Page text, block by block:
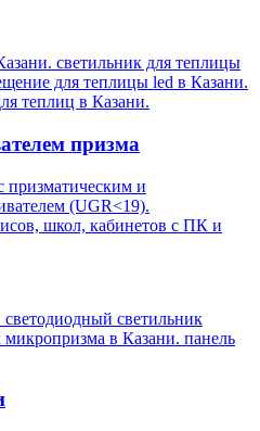
светильник для теплицы
для теплицы led в Казани.
теплиц в Казани.
призма
призматическим и
(UGR<19).
школ, кабинетов с ПК и
светильник
в Казани. панель